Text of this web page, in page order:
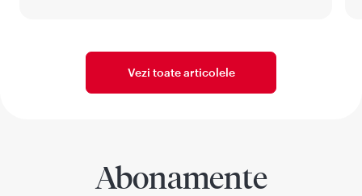
Vezi toate articolele
Abonamente